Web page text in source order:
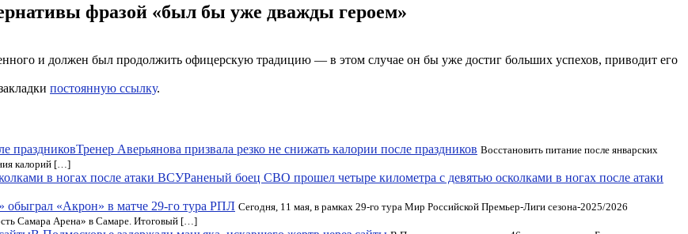
фразой «был бы уже дважды героем»
и должен был продолжить офицерскую традицию — в этом случае он бы уже достиг больших успехов, приводит его
постоянную ссылку.
Тренер Аверьянова призвала резко не снижать калории после праздников Восстановить питание после январских
калорий […]
Раненый боец СВО прошел четыре километра с девятью осколками в ногах после атаки
обыграл «Акрон» в матче 29-го тура РПЛ Сегодня, 11 мая, в рамках 29-го тура Мир Российской Премьер-Лиги сезона-2025/2026
Самара Арена» в Самаре. Итоговый […]